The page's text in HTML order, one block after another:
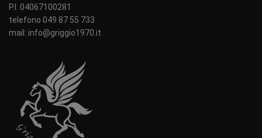
P.I. 04067100281
telefono 049 87 55 733
mail: info@griggio1970.it